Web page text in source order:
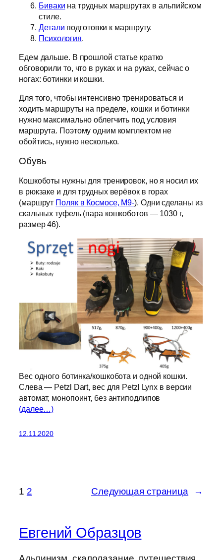
Биваки на трудных маршрутах в альпийском
стиле.
Детали подготовки к маршруту.
Психология.
Едем дальше. В прошлой статье кратко
обговорили то, что в руках и на руках, сейчас о
ногах: ботинки и кошки.
Для того, чтобы интенсивно тренироваться и
ходить маршруты на пределе, кошки и ботинки
нужно максимально облегчить под условия
маршрута. Поэтому одним комплектом не
обойтись, нужно несколько.
Обувь
Кошкоботы нужны для тренировок, но я носил их
в рюкзаке и для трудных верёвок в горах
(маршрут Поляк в Космосе, М9-). Одни сделаны из
скальных туфель (пара кошкоботов — 1030 г,
размер 46).
Вес одного ботинка/кошкобота и одной кошки.
Слева — Petzl Dart, вес для Petzl Lynx в версии
автомат, монопоинт, без антиподлипов
(далее…)
12.11.2020
1 2 Следующая страница →
Евгений Образцов